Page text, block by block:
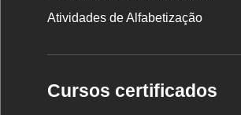
Atividades de Alfabetização
Cursos certificados